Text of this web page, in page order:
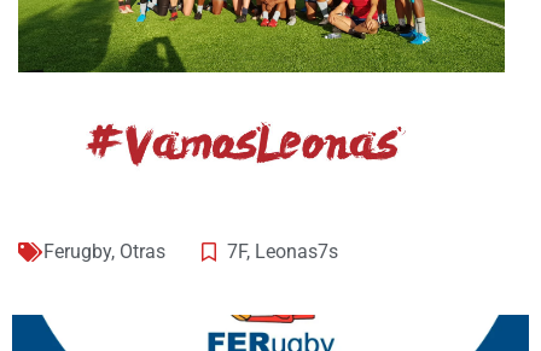
Ferugby, Otras 7F, Leonas7s